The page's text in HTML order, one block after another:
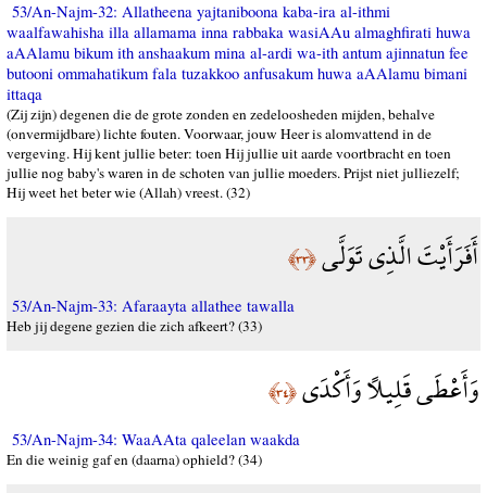
53/An-Najm-32: Allatheena yajtaniboona kaba-ira al-ithmi
waalfawahisha illa allamama inna rabbaka wasiAAu almaghfirati huwa
aAAlamu bikum ith anshaakum mina al-ardi wa-ith antum ajinnatun fee
butooni ommahatikum fala tuzakkoo anfusakum huwa aAAlamu bimani
ittaqa
(Zij zijn) degenen die de grote zonden en zedeloosheden mijden, behalve
(onvermijdbare) lichte fouten. Voorwaar, jouw Heer is alomvattend in de
vergeving. Hij kent jullie beter: toen Hij jullie uit aarde voortbracht en toen
jullie nog baby's waren in de schoten van jullie moeders. Prijst niet julliezelf;
Hij weet het beter wie (Allah) vreest. (32)
أَفَرَأَيْتَ الَّذِي تَوَلَّى﴿٣٣﴾
53/An-Najm-33: Afaraayta allathee tawalla
Heb jij degene gezien die zich afkeert? (33)
وَأَعْطَى قَلِيلًا وَأَكْدَى﴿٣٤﴾
53/An-Najm-34: WaaAAta qaleelan waakda
En die weinig gaf en (daarna) ophield? (34)